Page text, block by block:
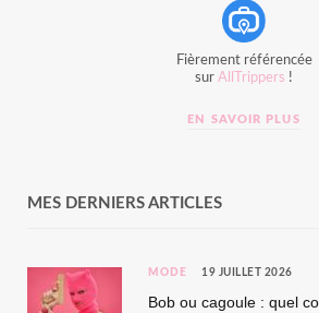
Fièrement référencée
sur AllTrippers !
EN SAVOIR PLUS
MES DERNIERS ARTICLES
MODE 19 JUILLET 2026
Bob ou cagoule : quel